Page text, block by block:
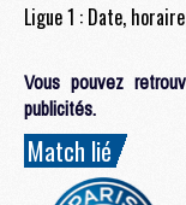
Vous pouvez
publicités.
Match lié